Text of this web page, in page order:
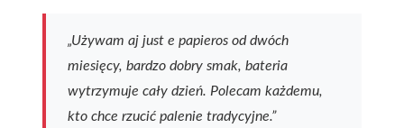
„Używam aj just e papieros od dwóch
miesięcy, bardzo dobry smak, bateria
wytrzymuje cały dzień. Polecam każdemu,
kto chce rzucić palenie tradycyjne.”